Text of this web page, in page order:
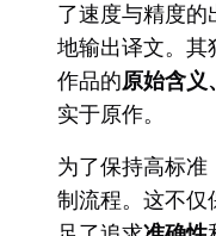
了速度与精度的
地输出译文。其
作品的原始含义
实于原作。
为了保持高标准
制流程。这不仅